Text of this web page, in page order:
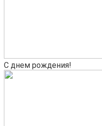
С днем рождения!